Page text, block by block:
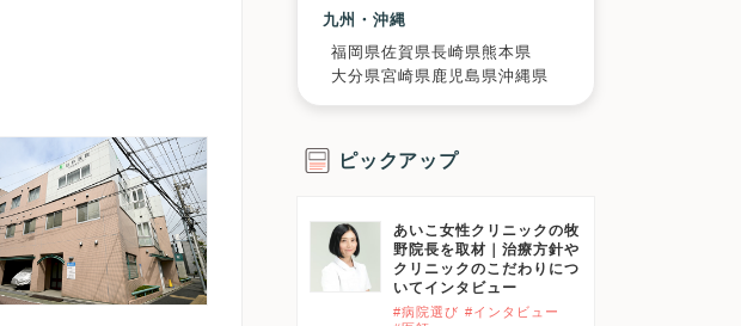
九州・沖縄
福岡県佐賀県長崎県 熊本県
大分県宮崎県 鹿児島県沖縄県
ピックアップ
あいこ女性クリニックの牧
野院長を取材｜治療方針や
クリニックのこだわりにつ
いてインタビュー
#病院選び #インタビュー